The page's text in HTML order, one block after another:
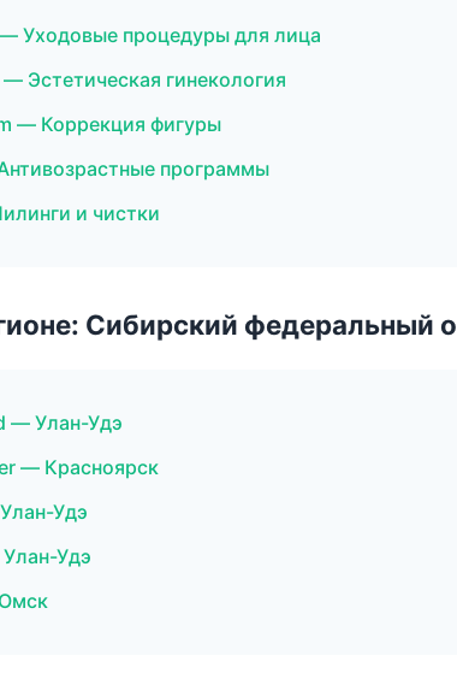
Уходовые процедуры для лица
Эстетическая гинекология
— Коррекция фигуры
программы
и чистки
Сибирский федеральный
— Улан-Удэ
— Красноярск
Удэ
Удэ